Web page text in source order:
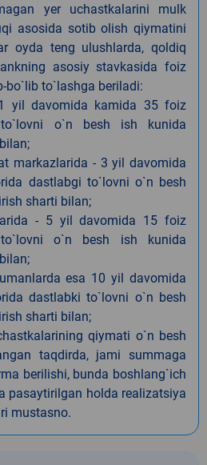
yer uchastkalarini mulk
asosida sotib olish qiymatini
oyda teng ulushlarda, qoldiq
asosiy stavkasida foiz
bo`lib to`lashga beriladi:
yil davomida kamida 35 foiz
o`n besh ish kunida
markazlarida - 3 yil davomida
dastlabgi to`lovni o`n besh
sharti bilan;
- 5 yil davomida 15 foiz
o`n besh ish kunida
esa 10 yil davomida
dastlabki to`lovni o`n besh
sharti bilan;
qiymati o`n besh
taqdirda, jami summaga
berilishi, bunda boshlang`ich
pasaytirilgan holda realizatsiya
mustasno.